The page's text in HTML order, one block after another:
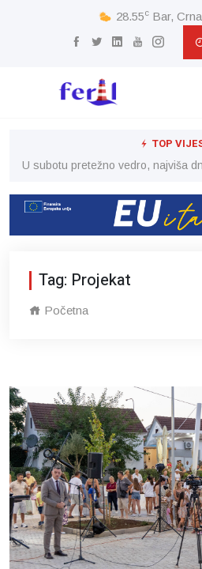
28.55c Bar,
TOP
U subotu pretežno vedro, najviša
Tag: Projekat
Početna